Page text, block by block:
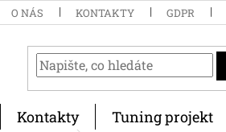
O NÁS KONTAKTY GDPR
Kontakty Tuning projekt